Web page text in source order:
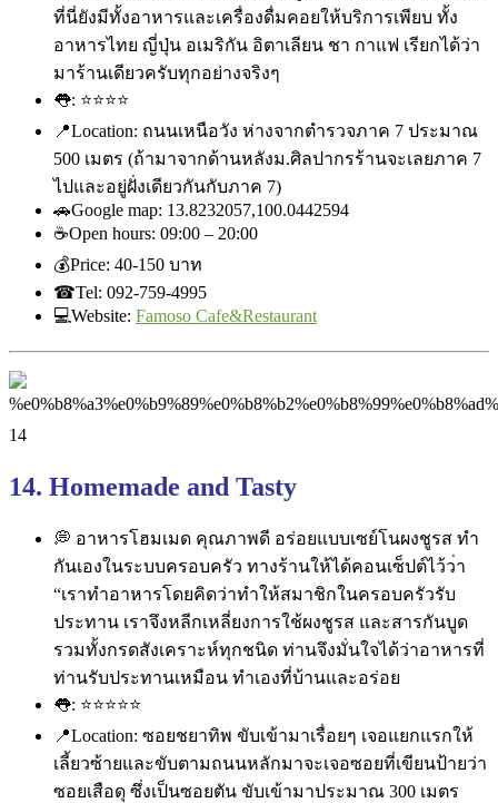
ที่นี่ยังมีทั้งอาหารและเครื่องดื่มคอยให้บริการเพียบ ทั้ง
อาหารไทย ญี่ปุ่น อเมริกัน อิตาเลียน ชา กาแฟ เรียกได้ว่า
มาร้านเดียวครับทุกอย่างจริงๆ
👅: ⭐⭐⭐⭐
📍Location: ถนนเหนือวัง ห่างจากตำรวจภาค 7 ประมาณ
500 เมตร (ถ้ามาจากด้านหลังม.ศิลปากรร้านจะเลยภาค 7
ไปและอยู่ฝั่งเดียวกันกับภาค 7)
🚗Google map: 13.8232057,100.0442594
☕Open hours: 09:00 – 20:00
💰Price: ‎40-150 บาท
☎Tel: 092-759-4995
💻Website: Famoso Cafe&Restaurant
14. Homemade and Tasty
💭 อาหารโฮมเมด คุณภาพดี อร่อยแบบเซย์โนผงชูรส ทำ
กันเองในระบบครอบครัว ทางร้านให้ได้คอนเซ็ปต์ไว้ว่า
“เราทำอาหารโดยคิดว่าทำให้สมาชิกในครอบครัวรับ
ประทาน เราจึงหลีกเหลี่ยงการใช้ผงชูรส และสารกันบูด
รวมทั้งกรดสังเคราะห์ทุกชนิด ท่านจึงมั่นใจได้ว่าอาหารที
ท่านรับประทานเหมือน ทำเองที่บ้านและอร่อย
👅: ⭐⭐⭐⭐⭐
📍Location: ซอยชยาทิพ ขับเข้ามาเรื่อยๆ เจอแยกแรกให้
เลี้ยวซ้ายและขับตามถนนหลักมาจะเจอซอยที่เขียนป้ายว่า
ซอยเสือดุ ซึ่งเป็นซอยตัน ขับเข้ามาประมาณ 300 เมตร